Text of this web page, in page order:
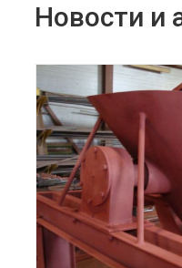
Новости и